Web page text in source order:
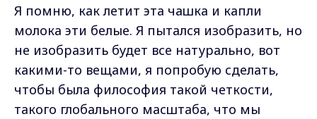
Я помню, как летит эта чашка и капли
молока эти белые. Я пытался изобразить, но
не изобразить будет все натурально, вот
какими-то вещами, я попробую сделать,
чтобы была философия такой четкости,
такого глобального масштаба, что мы